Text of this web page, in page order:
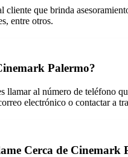
que brinda
entre otros.
Palermo?
llamar al número de teléfono
electrónico o contactar a
Cerca de Cinemark